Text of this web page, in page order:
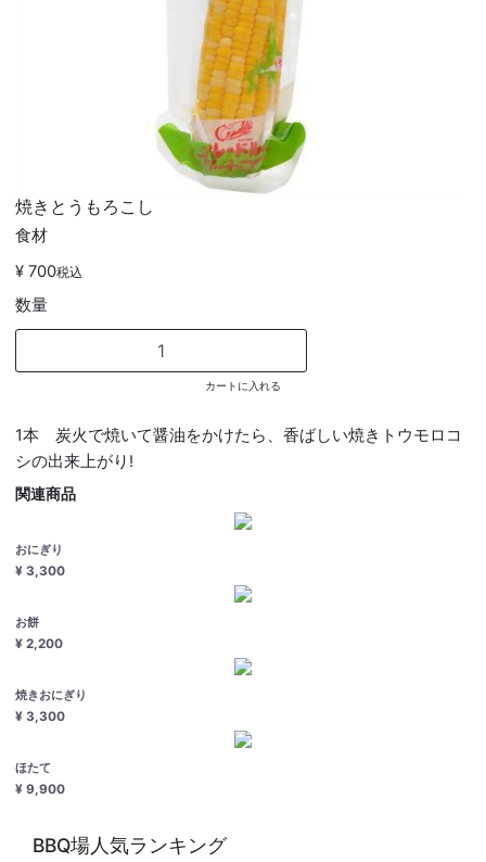
焼きとうもろこし
食材
¥ 700税込
数量
カートに入れる
1本 炭火で焼いて醤油をかけたら、香ばしい焼きトウモロコ
シの出来上がり!
関連商品
おにぎり
¥ 3,300
お餅
¥ 2,200
焼きおにぎり
¥ 3,300
ほたて
¥ 9,900
BBQ場人気ランキング